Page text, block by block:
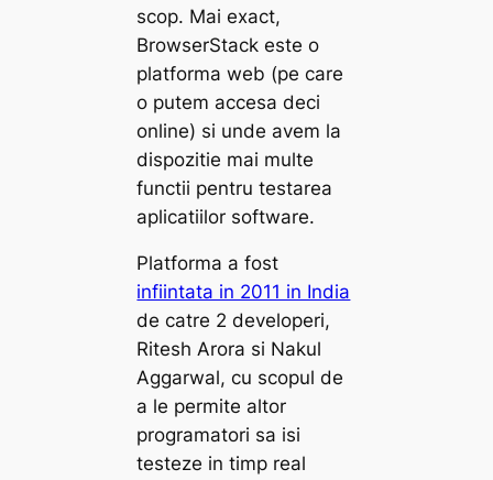
scop. Mai exact,
BrowserStack este o
platforma web (pe care
o putem accesa deci
online) si unde avem la
dispozitie mai multe
functii pentru testarea
aplicatiilor software.
Platforma a fost
infiintata in 2011 in India
de catre 2 developeri,
Ritesh Arora si Nakul
Aggarwal, cu scopul de
a le permite altor
programatori sa isi
testeze in timp real